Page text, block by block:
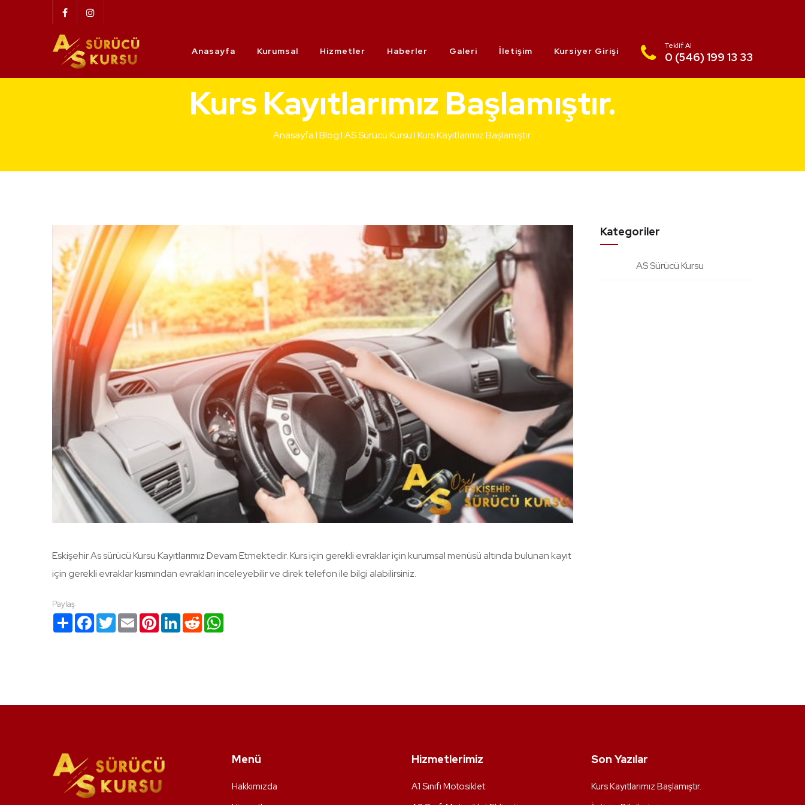
Anasayfa Kurumsal Hizmetler Haberler Galeri İletişim Kursiyer Girişi Teklif Al
0 (546) 199 13 33
Kurs Kayıtlarımız Başlamıştır.
AnasayfaIBlogIAS Sürücü KursuI Kurs Kayıtlarımız Başlamıştır.
Eskişehir As sürücü Kursu Kayıtlarımız Devam Etmektedir. Kurs için gerekli evraklar için kurumsal menüsü altında bulunan kayıt
için gerekli evraklar kısmından evrakları inceleyebilir ve direk telefon ile bilgi alabilirsiniz.
Paylaş
Paylaş FacebookTwitterEmail PinterestLinkedInReddit
Kategoriler
AS Sürücü Kursu
Menü
Hakkımızda
Hizmetlerimiz
A1 Sınıfı Motosiklet
Son Yazılar
Kurs Kayıtlarımız Başlamıştır.